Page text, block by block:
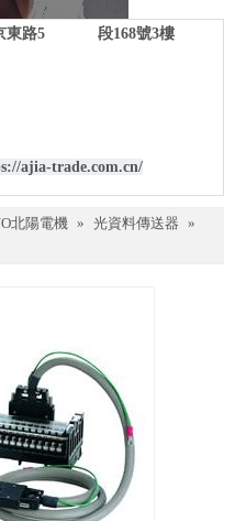
京東路5 段168號3樓
ajia-trade.com.cn/
北陽電機 » 光資料傳送器 »